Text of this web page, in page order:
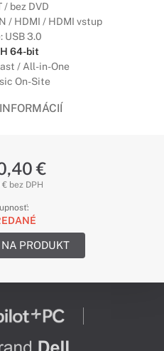
/ bez DVD
/ HDMI / HDMI vstup
USB 3.0
64-bit
/ All-in-One
On-Site
€
€ bez DPH
PRODUKT